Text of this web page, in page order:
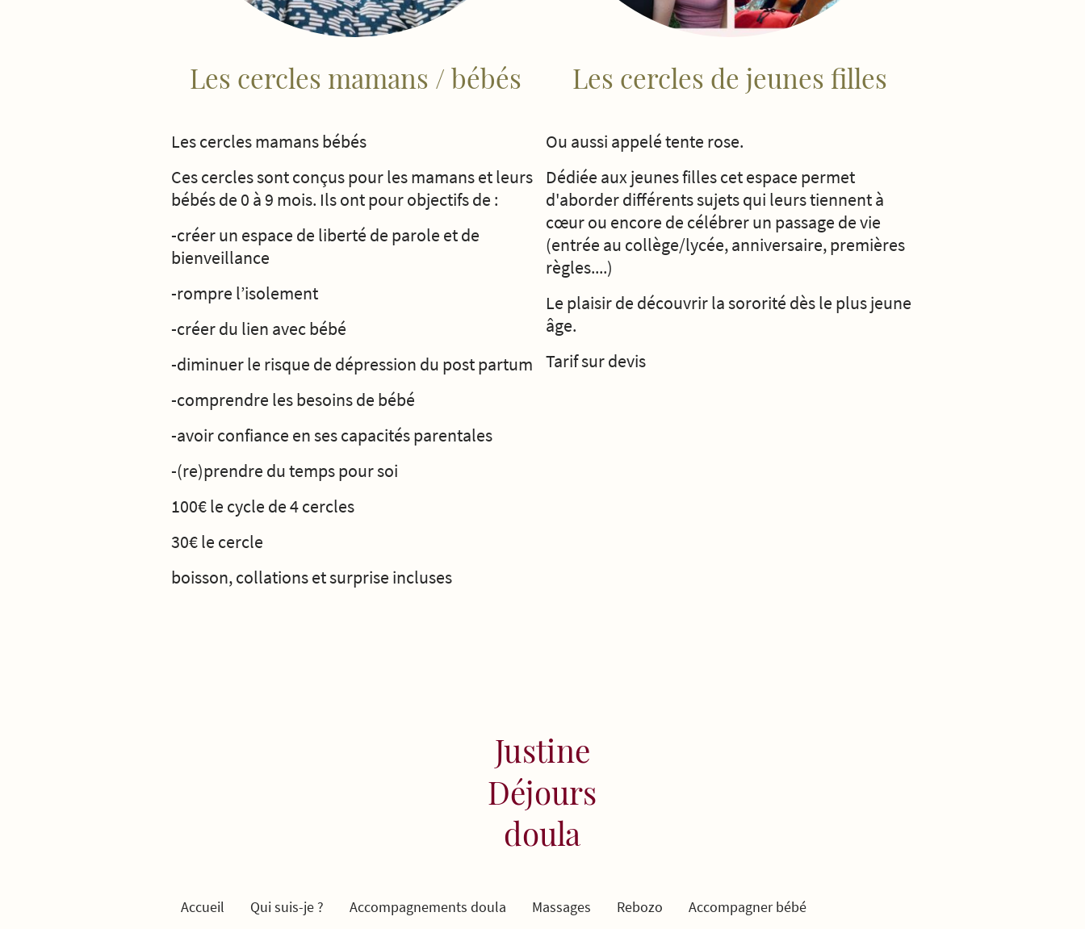
Les cercles mamans / bébés
Les cercles mamans bébés
Ces cercles sont conçus pour les mamans et leurs
bébés de 0 à 9 mois. Ils ont pour objectifs de :
-créer un espace de liberté de parole et de
bienveillance
-rompre l’isolement
-créer du lien avec bébé
-diminuer le risque de dépression du post partum
-comprendre les besoins de bébé
-avoir confiance en ses capacités parentales
-(re)prendre du temps pour soi
100€ le cycle de 4 cercles
30€ le cercle
boisson, collations et surprise incluses
Les cercles de jeunes filles
Ou aussi appelé tente rose.
Dédiée aux jeunes filles cet espace permet
d'aborder différents sujets qui leurs tiennent à
cœur ou encore de célébrer un passage de vie
(entrée au collège/lycée, anniversaire, premières
règles....)
Le plaisir de découvrir la sororité dès le plus jeune
âge.
Tarif sur devis
Justine
Déjours
doula
Accueil Qui suis-je ? Accompagnements doula Massages Rebozo Accompagner bébé